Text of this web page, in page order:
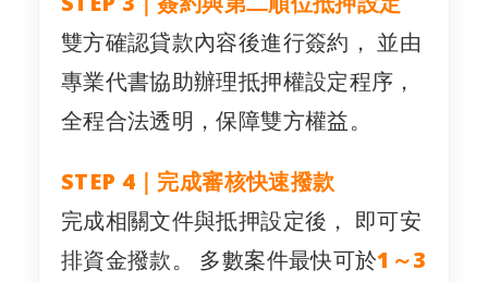
雙方確認貸款內容後進行簽約， 並由
專業代書協助辦理抵押權設定程序，
全程合法透明，保障雙方權益。
STEP 4｜完成審核快速撥款
完成相關文件與抵押設定後， 即可安
排資金撥款。 多數案件最快可於1～3